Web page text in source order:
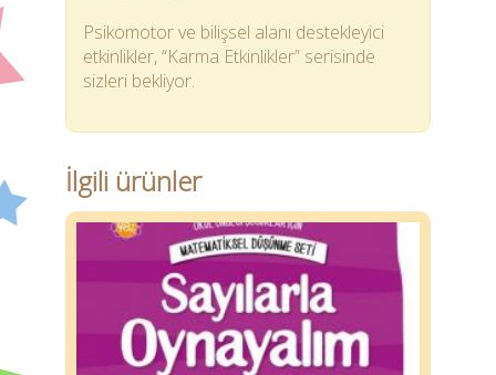
Psikomotor ve bilişsel alanı destekleyici
etkinlikler, “Karma Etkinlikler” serisinde
sizleri bekliyor.
İlgili ürünler